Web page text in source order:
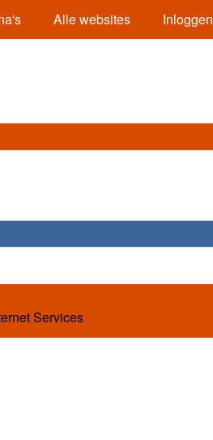
Alle websites Inloggen
Services